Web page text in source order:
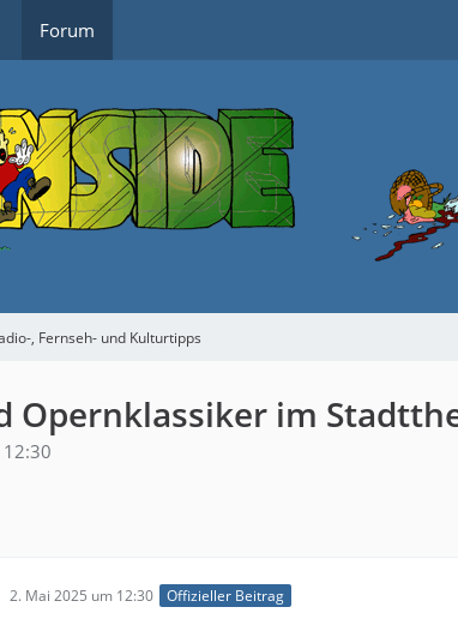
Forum
, Fernseh- und Kulturtipps
Opernklassiker im
2. Mai 2025 um 12:30 Offizieller Beitrag